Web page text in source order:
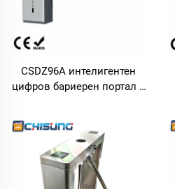
CSDZ96A интелигентен
цифров бариерен портал с